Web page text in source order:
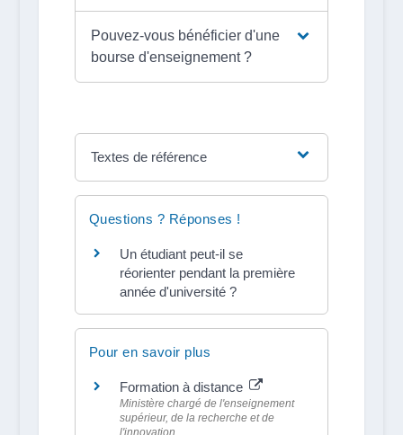
Pouvez-vous bénéficier d'une
bourse d'enseignement ?
Textes de référence
Questions ? Réponses !
Un étudiant peut-il se
réorienter pendant la première
année d'université ?
Pour en savoir plus
Formation à distance
Ministère chargé de l'enseignement
supérieur, de la recherche et de
l'innovation